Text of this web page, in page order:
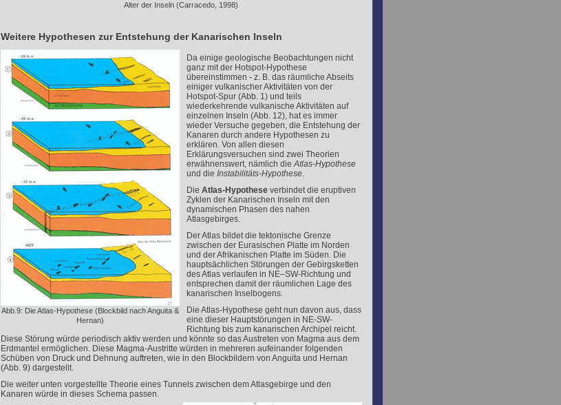
Alter der Inseln (Carracedo, 1998)
Weitere Hypothesen zur Entstehung der Kanarischen Inseln
Abb.9: Die Atlas-Hypothese (Blockbild nach Anguita &
Hernan)
Da einige geologische Beobachtungen nicht
ganz mit der Hotspot-Hypothese
übereinstimmen - z. B. das räumliche Abseits
einiger vulkanischer Aktivitäten von der
Hotspot-Spur (Abb. 1) und teils
wiederkehrende vulkanische Aktivitäten auf
einzelnen Inseln (Abb. 12), hat es immer
wieder Versuche gegeben, die Entstehung der
Kanaren durch andere Hypothesen zu
erklären. Von allen diesen
Erklärungsversuchen sind zwei Theorien
erwähnenswert, nämlich dieAtlas-Hypothese
und die Instabilitäts-Hypothese.
Die Atlas-Hypotheseverbindet die eruptiven
Zyklen der Kanarischen Inseln mit den
dynamischen Phasen des nahen
Atlasgebirges.
Der Atlas bildet die tektonische Grenze
zwischen der Eurasischen Platte im Norden
und der Afrikanischen Platte im Süden. Die
hauptsächlichen Störungen der Gebirgsketten
des Atlas verlaufen in NE–SW-Richtung und
entsprechen damit der räumlichen Lage des
kanarischen Inselbogens.
Die Atlas-Hypothese geht nun davon aus, dass
eine dieser Hauptstörungen in NE-SW-
Richtung bis zum kanarischen Archipel reicht.
Diese Störung würde periodisch aktiv werden und könnte so das Austreten von Magma aus dem
Erdmantel ermöglichen. Diese Magma-Austritte würden in mehreren aufeinander folgenden
Schüben von Druck und Dehnung auftreten, wie in den Blockbildern von Anguita und Hernan
(Abb. 9) dargestellt.
Die weiter unten vorgestellte Theorie eines Tunnels zwischen dem Atlasgebirge und den
Kanaren würde in dieses Schema passen.